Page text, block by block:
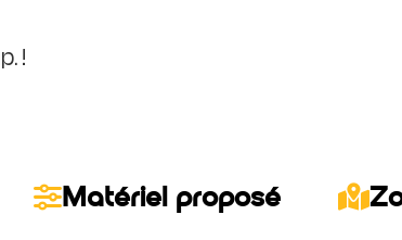
!
Matériel proposé